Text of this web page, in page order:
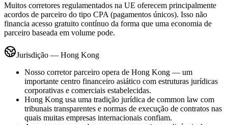
Muitos corretores regulamentados na UE oferecem principalmente
acordos de parceiro do tipo CPA (pagamentos únicos). Isso não
financia acesso gratuito contínuo da forma que uma economia de
parceiro baseada em volume pode.
Jurisdição — Hong Kong
Nosso corretor parceiro opera de Hong Kong — um
importante centro financeiro asiático com estruturas jurídicas
corporativas e comerciais estabelecidas.
Hong Kong usa uma tradição jurídica de common law com
tribunais transparentes e normas de execução de contratos nas
quais muitas empresas internacionais confiam.